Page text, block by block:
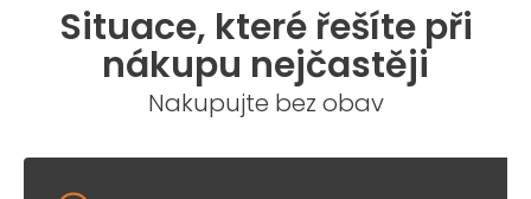
Situace, které řešíte při
nákupu nejčastěji
Nakupujte bez obav